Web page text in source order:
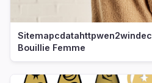
Bouillie Femme